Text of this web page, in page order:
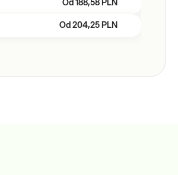
Od 188,58 PLN
Od 204,25 PLN